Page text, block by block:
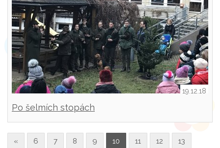
19.12.18
Po šelmích stopách
« 6 7 8 9 10 11 12 13